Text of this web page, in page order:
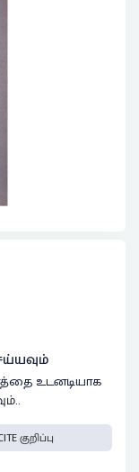
உடனடியாக
குறிப்பு